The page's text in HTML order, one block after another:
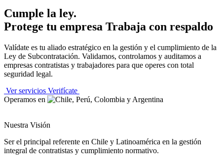
Cumple la ley.
Protege tu empresa Trabaja con respaldo
Valídate es tu aliado estratégico en la gestión y el cumplimiento de la
Ley de Subcontratación. Validamos, controlamos y auditamos a
empresas contratistas y trabajadores para que operes con total
seguridad legal.
Ver servicios Verifícate
Operamos en
Nuestra Visión
Ser el principal referente en Chile y Latinoamérica en la gestión
integral de contratistas y cumplimiento normativo.